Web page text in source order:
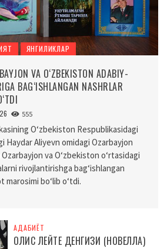
ЯНГИЛИКЛАР
VA O‘ZBEKISTON ADABIY-
BAG‘ISHLANGAN NASHRLAR
555
O‘zbekiston Respublikasidagi
Haydar Aliyevn omidagi Ozarbayjon
va O‘zbekiston o‘rtasidagi
rivojlantirishga bag‘ishlangan
bo‘lib o‘tdi.
АДАБИЁТ
ОЛИС ЛЕЙТЕ ДЕНГИЗИ (НОВЕЛЛА)